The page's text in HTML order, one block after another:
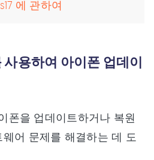
에 관하여
사용하여 아이폰 업데이
폰을 업데이트하거나 복원
어 문제를 해결하는 데 도